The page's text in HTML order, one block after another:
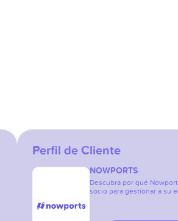
Perfil de Cliente
NOWPORTS
Descubra por qué
socio para gestionar a su